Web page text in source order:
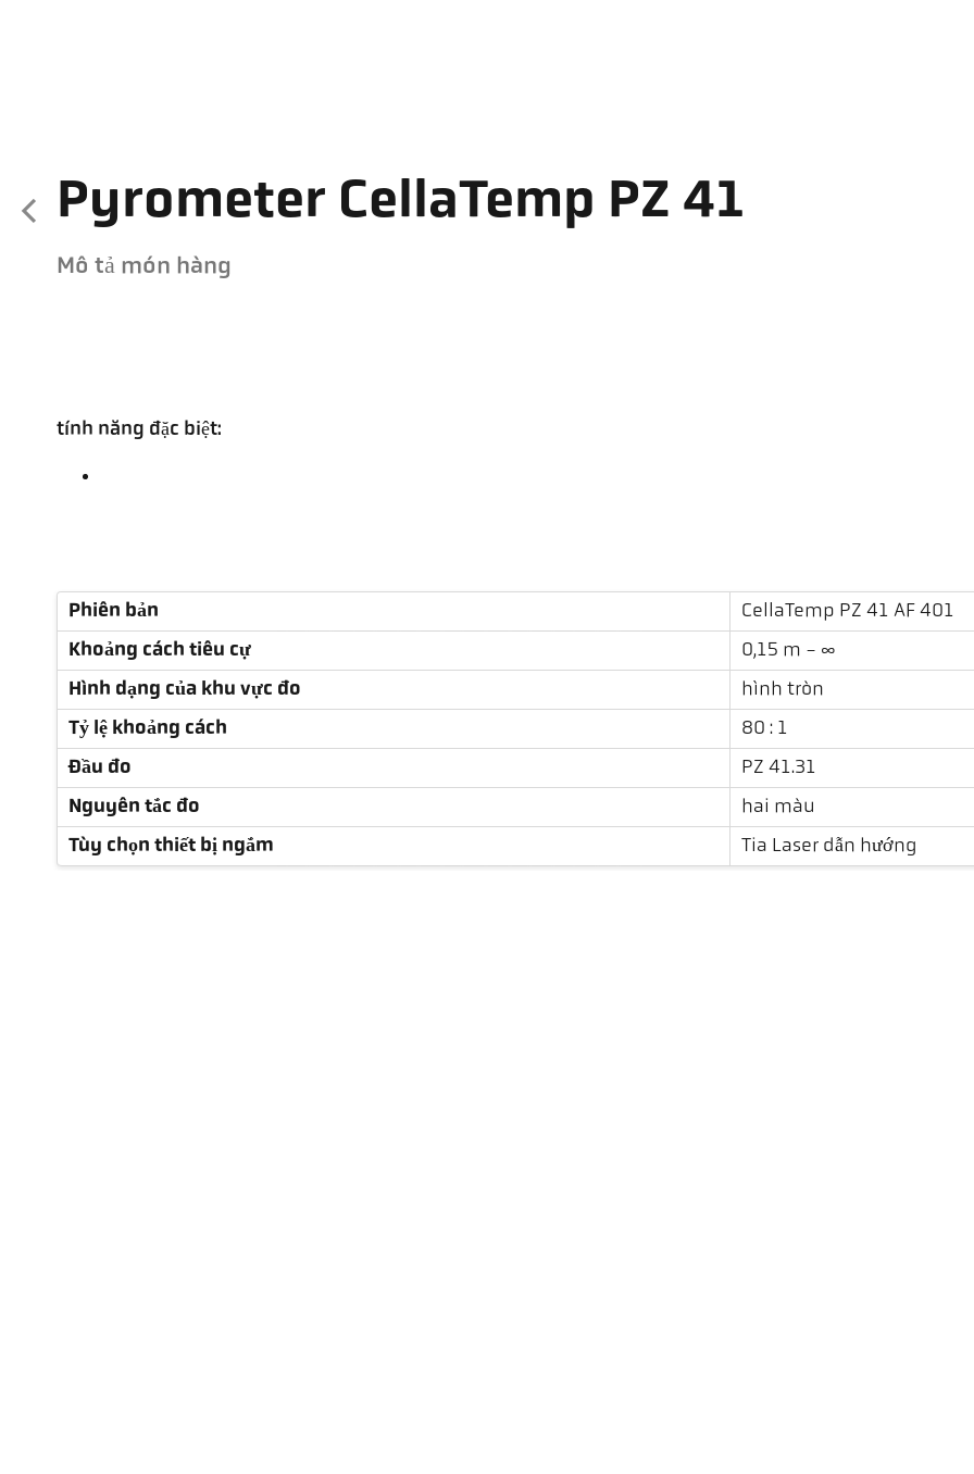
Pyrometer CellaTemp PZ 41
Mô tả món hàng
tính năng đặc biệt:
Phiên bản
CellaTemp PZ 41 AF 401
Khoảng cách tiêu cự
0,15 m - ∞
Hình dạng của khu vực đo
hình tròn
Tỷ lệ khoảng cách
80 : 1
Đầu đo
PZ 41.31
Nguyên tắc đo
hai màu
Tùy chọn thiết bị ngắm
Tia Laser dẫn hướng